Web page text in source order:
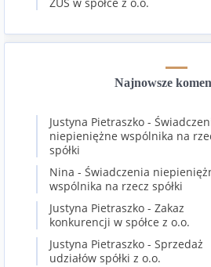
ZUS w spółce z o.o.
Najnowsze
Justyna Pietraszko -
niepieniężne wspólnika na
spółki
Nina - Świadczenia
wspólnika na rzecz spółki
Justyna Pietraszko - Zakaz
konkurencji w spółce z o.o.
Justyna Pietraszko - Sprzedaż
udziałów spółki z o.o.